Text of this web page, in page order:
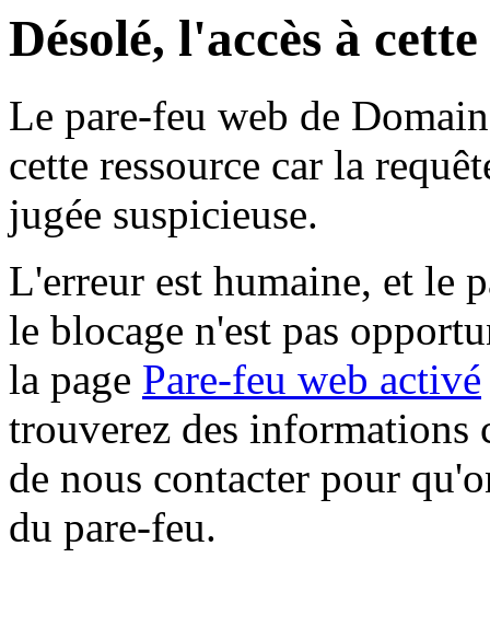
Désolé, l'accès à
Le pare-feu web de
cette ressource car la
jugée suspicieuse.
L'erreur est humaine, et le
le blocage n'est pas
la page Pare-feu web activé
trouverez des informations
de nous contacter pour
du pare-feu.